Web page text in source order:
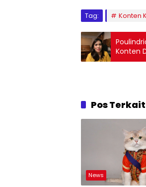
Tag: Konten
Konten
Pos Terkait
News